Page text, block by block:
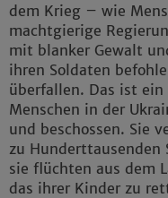
dem Krieg – wie
machtgierige
mit blanker Gewalt
ihren Soldaten
überfallen. Das ist ein
Menschen in der
und beschossen. Sie
zu Hunderttausenden
sie flüchten aus dem
das ihrer Kinder zu